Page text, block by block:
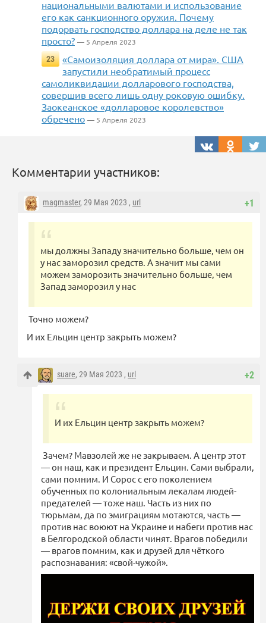
национальными валютами и использование
его как санкционного оружия. Почему
подорвать господство доллара на деле не так
просто? — 5 Апреля 2023
23
«Самоизоляция доллара от мира». США
запустили необратимый процесс
самоликвидации долларового господства,
совершив всего лишь одну роковую ошибку.
Заокеанское «долларовое королевство»
обречено — 5 Апреля 2023
Комментарии участников:
+1
magmaster, 29 Мая 2023 , url
мы должны Западу значительно больше, чем он
у нас заморозил средств. А значит мы сами
можем заморозить значительно больше, чем
Запад заморозил у нас
Точно можем?
И их Ельцин центр закрыть можем?
+2
suare, 29 Мая 2023 , url
И их Ельцин центр закрыть можем?
Зачем? Мавзолей же не закрываем. А центр этот
— он наш, как и президент Ельцин. Сами выбрали,
сами помним. И Сорос с его поколением
обученных по колониальным лекалам людей-
предателей — тоже наш. Часть из них по
тюрьмам, да по эмиграциям мотаются, часть —
против нас воюют на Украине и набеги против нас
в Белгородской области чинят. Врагов победили
— врагов помним, как и друзей для чёткого
распознавания: «свой-чужой».